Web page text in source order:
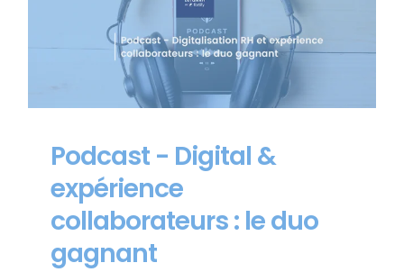
Podcast - Digital &
expérience
collaborateurs : le duo
gagnant